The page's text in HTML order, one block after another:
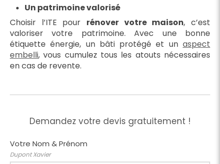
Un patrimoine valorisé
Choisir l’ITE pour rénover votre maison, c’est
valoriser votre patrimoine. Avec une bonne
étiquette énergie, un bâti protégé et un aspect
embelli, vous cumulez tous les atouts nécessaires
en cas de revente.
Demandez votre devis gratuitement !
Votre Nom & Prénom
Dupont Xavier